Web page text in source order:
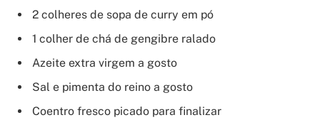
2 colheres de sopa de curry em pó
1 colher de chá de gengibre ralado
Azeite extra virgem a gosto
Sal e pimenta do reino a gosto
Coentro fresco picado para finalizar